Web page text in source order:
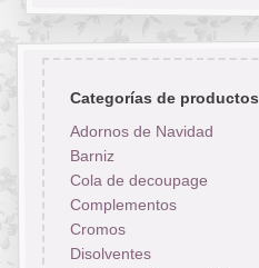
Categorías de productos
Adornos de Navidad
Barniz
Cola de decoupage
Complementos
Cromos
Disolventes